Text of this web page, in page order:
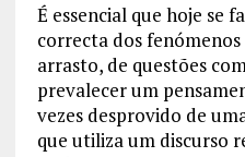
É essencial que hoje se
correcta dos
arrasto, de questões
prevalecer um
vezes desprovido de
que utiliza um discurso